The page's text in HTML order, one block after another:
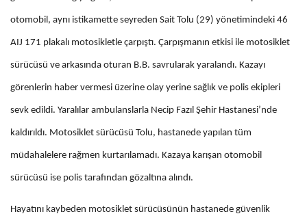
otomobil, aynı istikamette seyreden Sait Tolu (29) yönetimindeki 46
AIJ 171 plakalı motosikletle çarpıştı. Çarpışmanın etkisi ile motosiklet
sürücüsü ve arkasında oturan B.B. savrularak yaralandı. Kazayı
görenlerin haber vermesi üzerine olay yerine sağlık ve polis ekipleri
sevk edildi. Yaralılar ambulanslarla Necip Fazıl Şehir Hastanesi’nde
kaldırıldı. Motosiklet sürücüsü Tolu, hastanede yapılan tüm
müdahalelere rağmen kurtarılamadı. Kazaya karışan otomobil
sürücüsü ise polis tarafından gözaltına alındı.
Hayatını kaybeden motosiklet sürücüsünün hastanede güvenlik